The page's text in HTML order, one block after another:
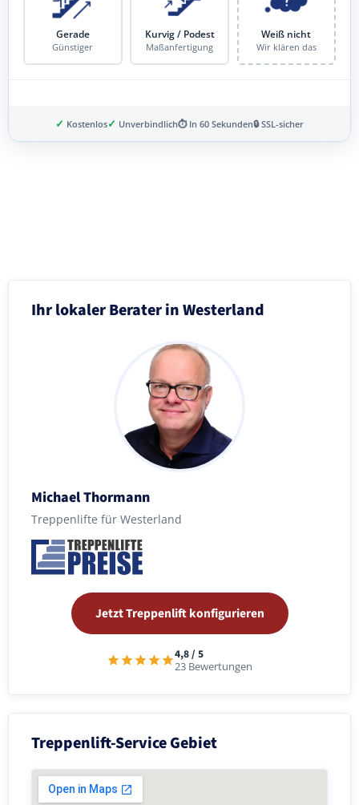
Gerade
Günstiger
Kurvig / Podest
Maßanfertigung
Weiß nicht
Wir klären das
✓ Kostenlos✓ Unverbindlich⏱ In 60 Sekunden🔒 SSL-sicher
Ihr lokaler Berater in Westerland
Michael Thormann
Treppenlifte für Westerland
Jetzt Treppenlift konfigurieren
4,8 / 5
23 Bewertungen
Treppenlift-Service Gebiet